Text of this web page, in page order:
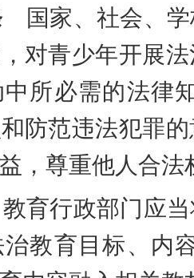
国家、社会、学
对青少年开展
所必需的法律
防范违法犯罪
，尊重他人合法
育行政部门应当
教育目标、内